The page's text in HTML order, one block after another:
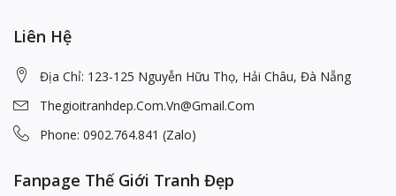
Liên Hệ
Địa Chỉ: 123-125 Nguyễn Hữu Thọ, Hải Châu, Đà Nẵng
Thegioitranhdep.com.vn@gmail.com
Phone: 0902.764.841 (Zalo)
Fanpage Thế Giới Tranh Đẹp